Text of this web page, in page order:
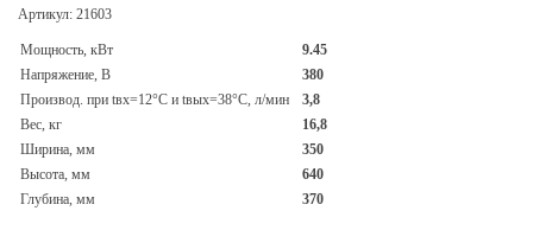
Артикул: 21603
Мощность, кВт
9.45
Напряжение, В
380
Производ. при tвх=12°С и tвых=38°C, л/мин
3,8
Вес, кг
16,8
Ширина, мм
350
Высота, мм
640
Глубина, мм
370